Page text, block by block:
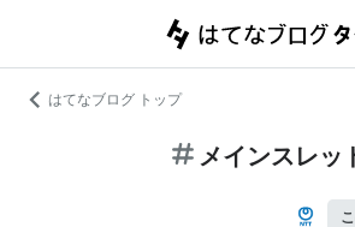
はてなブログ トップ
メインスレッ